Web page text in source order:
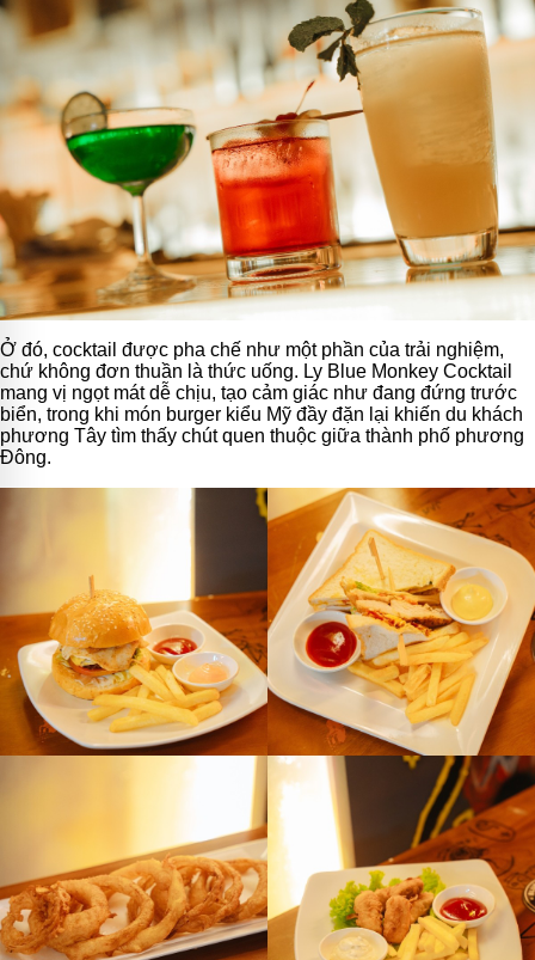
Ở đó, cocktail được pha chế như một phần của trải nghiệm,
chứ không đơn thuần là thức uống. Ly Blue Monkey Cocktail
mang vị ngọt mát dễ chịu, tạo cảm giác như đang đứng trước
biển, trong khi món burger kiểu Mỹ đầy đặn lại khiến du khách
phương Tây tìm thấy chút quen thuộc giữa thành phố phương
Đông.